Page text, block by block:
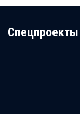
Cпецпроекты